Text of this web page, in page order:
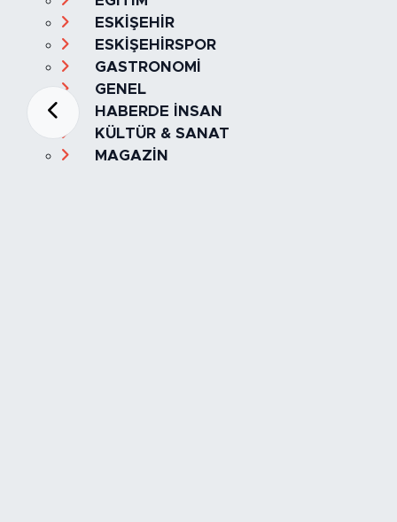
ESKİŞEHİR
ESKİŞEHİRSPOR
GASTRONOMİ
GENEL
HABERDE İNSAN
KÜLTÜR & SANAT
MAGAZİN